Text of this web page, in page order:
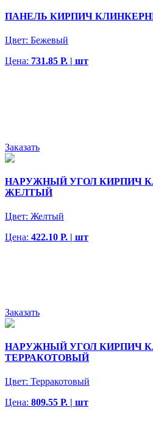
ПАНЕЛЬ КИРПИЧ
Цвет: Бежевый
Цена: 731.85 Р. | шт
Заказать
НАРУЖНЫЙ УГОЛ КИРПИЧ
ЖЕЛТЫЙ
Цвет: Желтый
Цена: 422.10 Р. | шт
Заказать
НАРУЖНЫЙ УГОЛ КИРПИЧ
ТЕРРАКОТОВЫЙ
Цвет: Терракотовый
Цена: 809.55 Р. | шт